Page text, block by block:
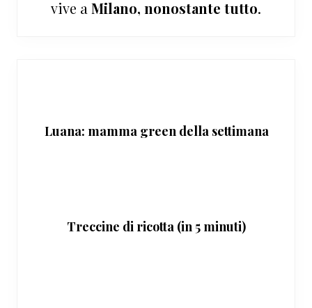
vive a Milano, nonostante tutto.
Luana: mamma green della settimana
Treccine di ricotta (in 5 minuti)